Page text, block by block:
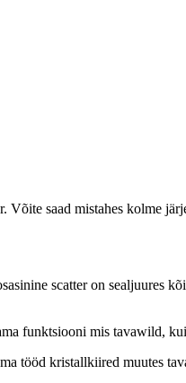
saad mistahes kolme
scatter on sealjuures
funktsiooni mis tavawild,
tööd kristallkiired muutes